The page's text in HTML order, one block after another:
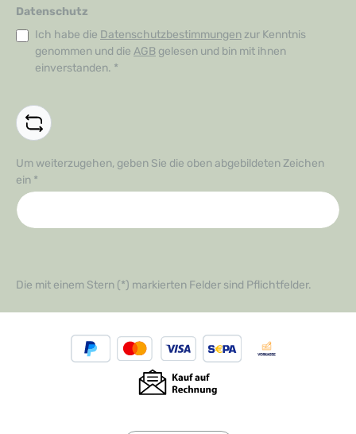
Datenschutz
Ich habe die Datenschutzbestimmungen zur Kenntnis
genommen und die AGB gelesen und bin mit ihnen
einverstanden. *
Um weiterzugehen, geben Sie die oben abgebildeten Zeichen
ein *
Die mit einem Stern (*) markierten Felder sind Pflichtfelder.